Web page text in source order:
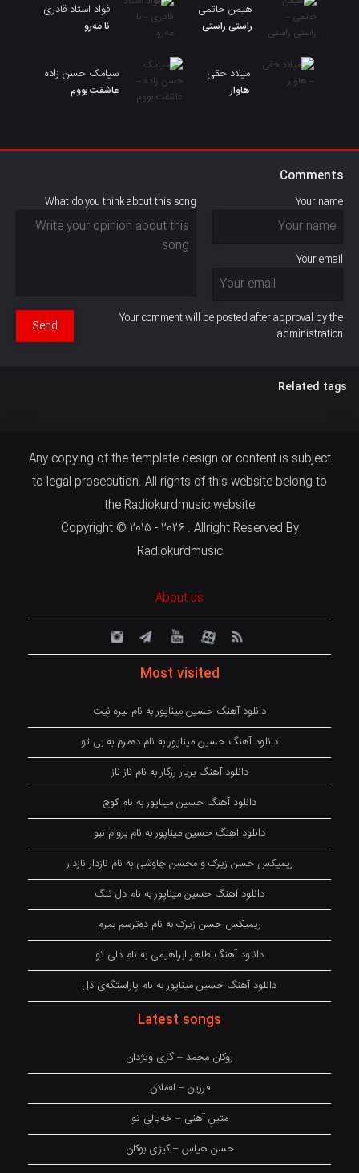
هیمن حاتمی
راستی راستی
فواد استاد قادری
نا مەرو
میلاد حقی
هاوار
سیامک حسن زاده
عاشقت بووم
Comments
Your name
Your email
What do you think about this song
Your comment will be posted after approval by the
administration
Send
Related tags
Any copying of the template design or content is subject
to legal prosecution. All rights of this website belong to
the Radiokurdmusic website
Copyright © 2015 - 2026 . Allright Reserved By
Radiokurdmusic
About us
Most visited
دانلود آهنگ حسین میناپور به نام لیره نیت
دانلود آهنگ حسین میناپور به نام دەمرم بە بی تو
دانلود آهنگ بریار رزگار به نام ناز ناز
دانلود آهنگ حسین میناپور به نام کوچ
دانلود آهنگ حسین میناپور به نام بروام نبو
ریمیکس حسن زیرک و محسن چاوشی به نام نازدار نازدار
دانلود آهنگ حسین میناپور به نام دل تنگ
ریمیکس حسن زیرک به نام دەترسم بمرم
دانلود آهنگ طاهر ابراهیمی به نام دلی تو
دانلود آهنگ حسین میناپور به نام پاراستگەی دل
Latest songs
روکان محمد – گری ویژدان
فرزین – لەملان
متین آهنی – خەیالی تو
حسن هیاس – کیژی بوکان